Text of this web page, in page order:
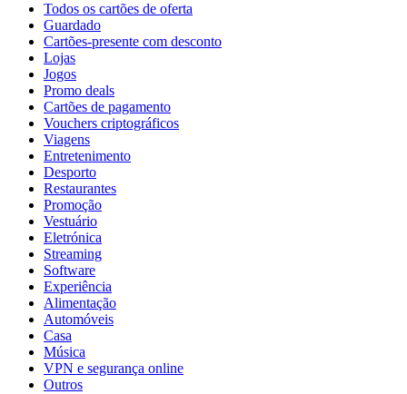
Todos os cartões de oferta
Guardado
Cartões-presente com desconto
Lojas
Jogos
Promo deals
Cartões de pagamento
Vouchers criptográficos
Viagens
Entretenimento
Desporto
Restaurantes
Promoção
Vestuário
Eletrónica
Streaming
Software
Experiência
Alimentação
Automóveis
Casa
Música
VPN e segurança online
Outros